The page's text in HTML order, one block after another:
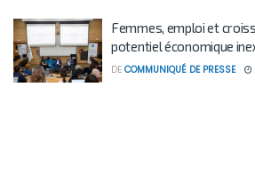
Femmes, emploi et
potentiel économique
DE COMMUNIQUÉ DE PRESSE